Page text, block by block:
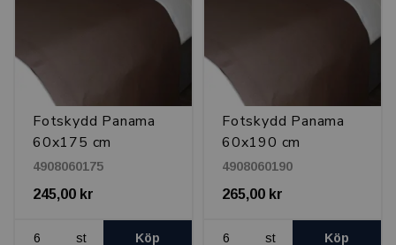
Fotskydd Panama
60x175 cm
4908060175
245,00 kr
st Köp
Fotskydd Panama
60x190 cm
4908060190
265,00 kr
st Köp